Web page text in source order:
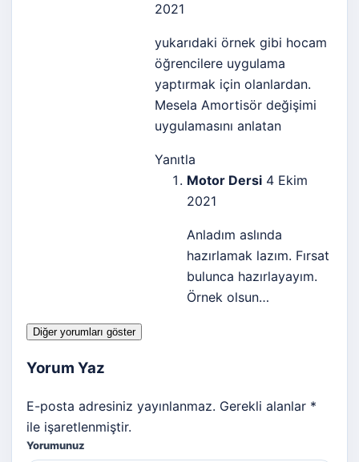
2021
yukarıdaki örnek gibi hocam
öğrencilere uygulama
yaptırmak için olanlardan.
Mesela Amortisör değişimi
uygulamasını anlatan
Yanıtla
Motor Dersi 4 Ekim
2021
Anladım aslında
hazırlamak lazım. Fırsat
bulunca hazırlayayım.
Örnek olsun…
Diğer yorumları göster
Yorum Yaz
E-posta adresiniz yayınlanmaz. Gerekli alanlar *
ile işaretlenmiştir.
Yorumunuz